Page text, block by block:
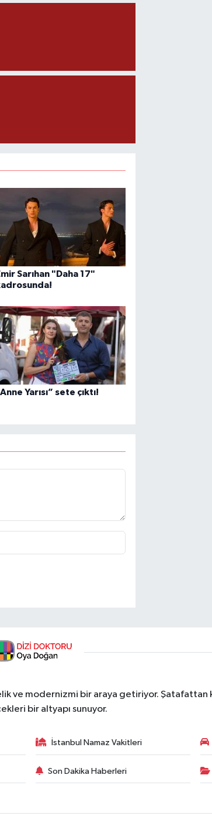
Sarıhan "Daha 17"
Yarısı” sete çıktı!
ve modernizmi bir araya getiriyor. Şatafattan
bir altyapı sunuyor.
İstanbul Namaz Vakitleri
Son Dakika Haberleri